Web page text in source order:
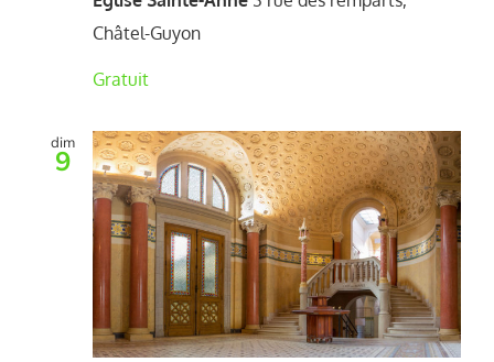
Châtel-Guyon
Gratuit
dim
9